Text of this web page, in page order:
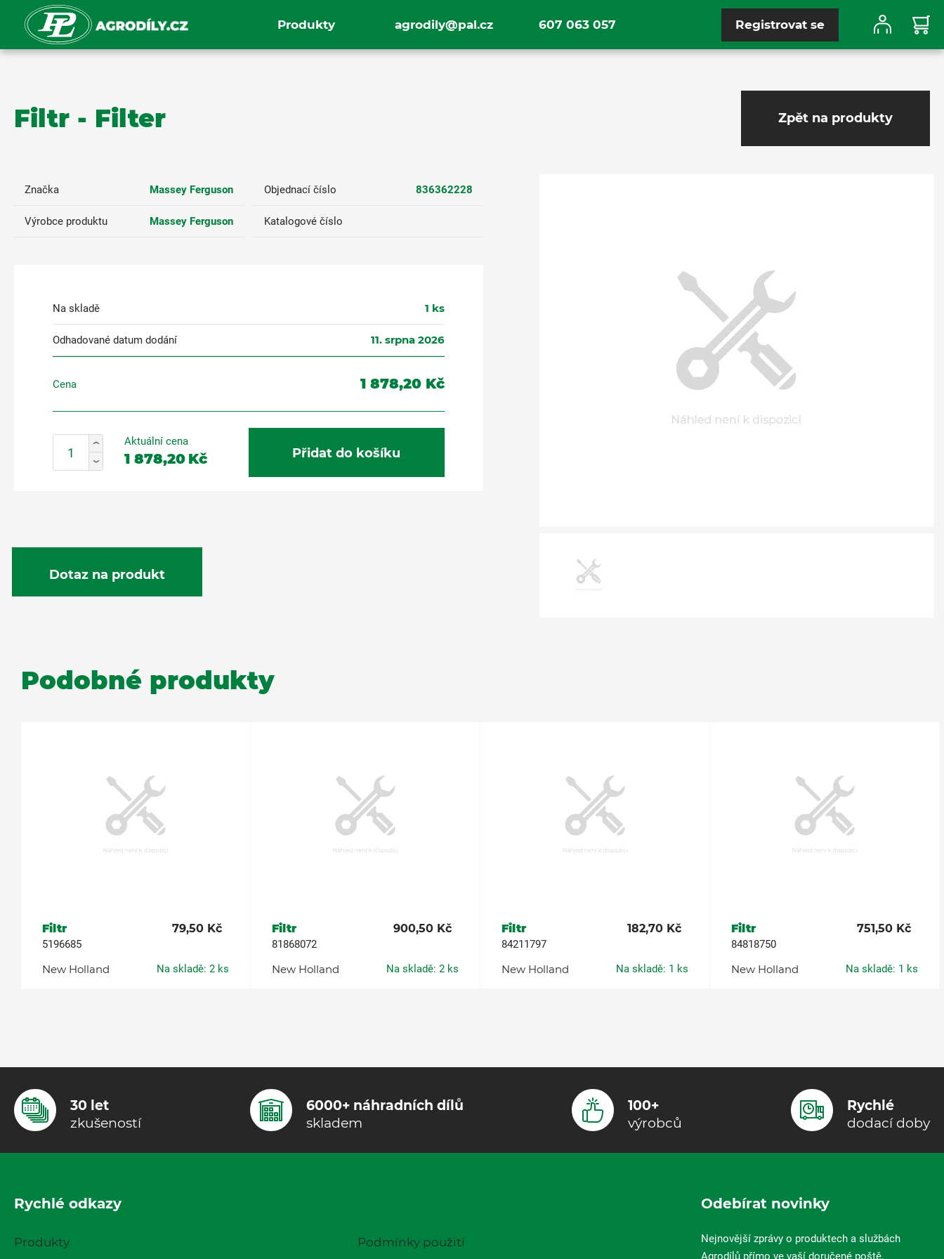
Registrovat se
agrodily@pal.cz 607 063 057
Produkty
Filtr - Filter Zpět na produkty
Značka Massey Ferguson Objednací číslo 836362228
Výrobce produktu Massey Ferguson Katalogové číslo
Na skladě 1 ks
Odhadované datum dodání 11. srpna 2026
Cena 1 878,20 Kč
Aktuální cena
1 878,20 Kč Přidat do košíku
Podobné produkty
Filtr 79,50 Kč
5196685
New Holland Na skladě: 2 ks
Filtr 900,50 Kč
81868072
New Holland Na skladě: 2 ks
Filtr 182,70 Kč
84211797
New Holland Na skladě: 1 ks
Filtr 751,50 Kč
84818750
New Holland Na skladě: 1 ks
30 let
zkušeností
6000+ náhradních dílů
skladem
100+
výrobců
Rychlé
dodací doby
Rychlé odkazy
Produkty Podmínky použití
Odebírat novinky
Nejnovější zprávy o produktech a službách
Agrodílů přímo ve vaší doručené poště.